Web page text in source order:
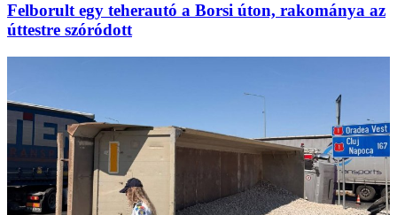
Felborult egy teherautó a Borsi úton, rakománya az
úttestre szóródott